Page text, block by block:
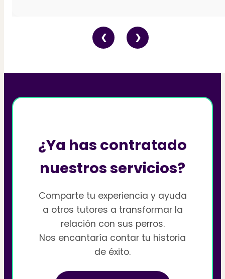
❮ ❯
¿Ya has contratado
nuestros servicios?
Comparte tu experiencia y ayuda
a otros tutores a transformar la
relación con sus perros.
Nos encantaría contar tu historia
de éxito.